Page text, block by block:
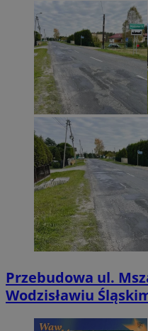
Przebudowa ul.
Wodzisławiu